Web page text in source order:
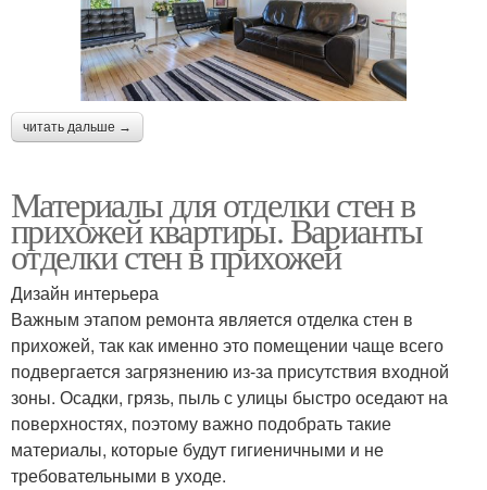
читать дальше →
Материалы для отделки стен в
прихожей квартиры. Варианты
отделки стен в прихожей
Дизайн интерьера
Важным этапом ремонта является отделка стен в
прихожей, так как именно это помещении чаще всего
подвергается загрязнению из-за присутствия входной
зоны. Осадки, грязь, пыль с улицы быстро оседают на
поверхностях, поэтому важно подобрать такие
материалы, которые будут гигиеничными и не
требовательными в уходе.